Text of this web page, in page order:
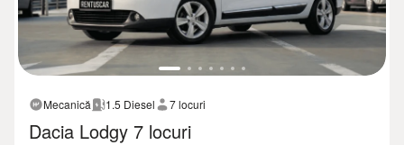
Mecanică 1.5 Diesel 7 locuri
Dacia Lodgy 7 locuri